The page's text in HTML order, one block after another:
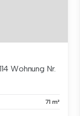
Wohnung Nr.
71 m²